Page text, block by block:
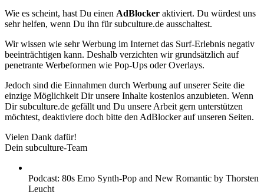
Wie es scheint, hast Du einen AdBlocker aktiviert. Du würdest uns
sehr helfen, wenn Du ihn für subculture.de ausschaltest.
Wir wissen wie sehr Werbung im Internet das Surf-Erlebnis negativ
beeinträchtigen kann. Deshalb verzichten wir grundsätzlich auf
penetrante Werbeformen wie Pop-Ups oder Overlays.
Jedoch sind die Einnahmen durch Werbung auf unserer Seite die
einzige Möglichkeit Dir unsere Inhalte kostenlos anzubieten. Wenn
Dir subculture.de gefällt und Du unsere Arbeit gern unterstützen
möchtest, deaktiviere doch bitte den AdBlocker auf unseren Seiten.
Vielen Dank dafür!
Dein subculture-Team
Podcast: 80s Emo Synth-Pop and New Romantic by Thorsten
Leucht